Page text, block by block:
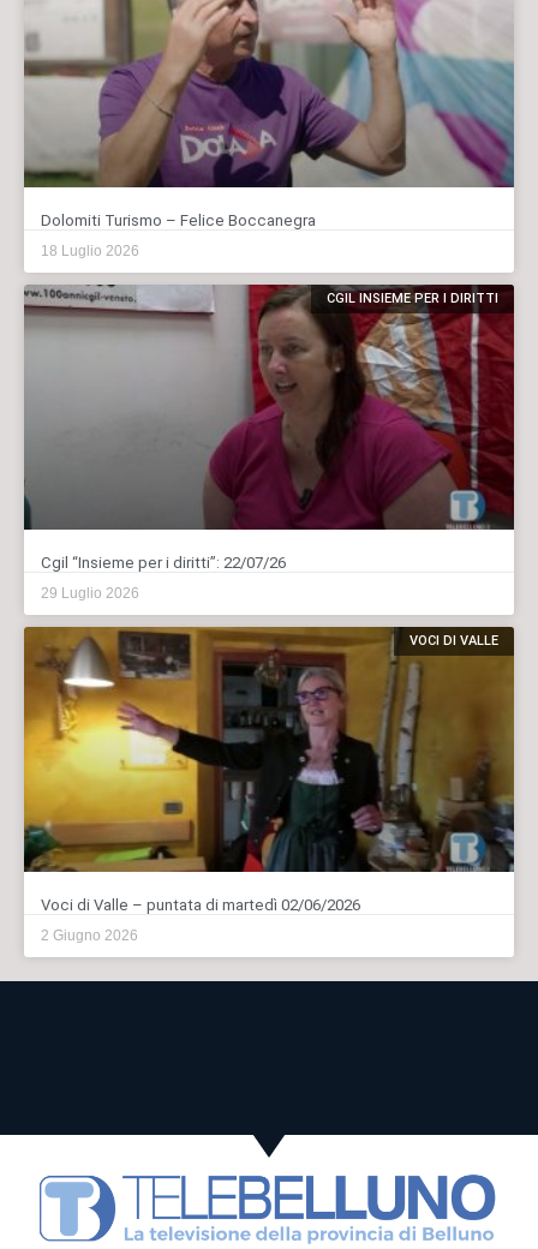
Dolomiti Turismo – Felice Boccanegra
18 Luglio 2026
CGIL INSIEME PER I DIRITTI
Cgil “Insieme per i diritti”: 22/07/26
29 Luglio 2026
VOCI DI VALLE
Voci di Valle – puntata di martedì 02/06/2026
2 Giugno 2026